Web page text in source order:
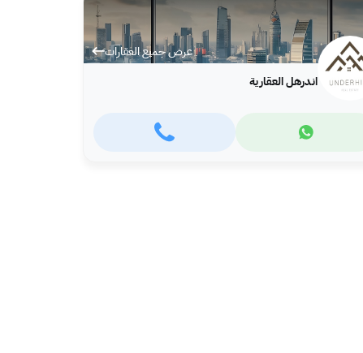
عرض جميع العقارات
اندرهل العقارية